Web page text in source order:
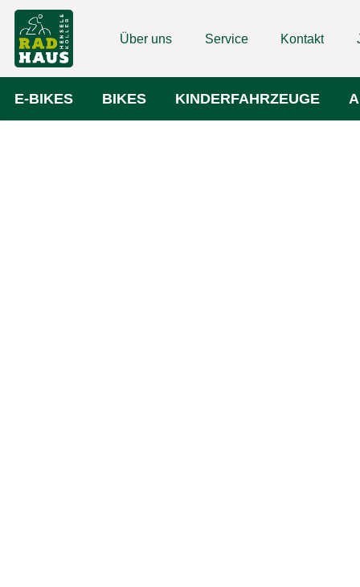
Über uns Service Kontakt
E-BIKES BIKES KINDERFAHRZEUGE